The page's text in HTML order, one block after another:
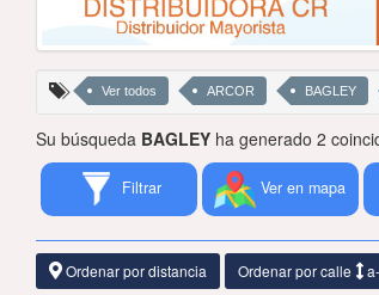
Ver todos ARCOR BAGLEY
Su búsqueda BAGLEY ha generado 2
Filtrar Ver en mapa
Ordenar por distancia Ordenar por calle